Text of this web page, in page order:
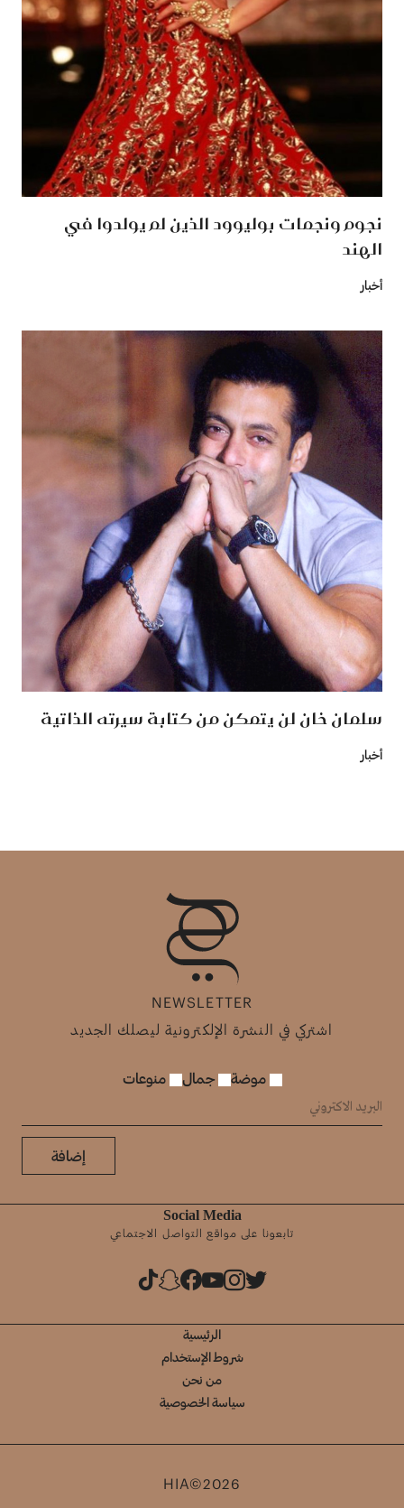
نجوم ونجمات بوليوود الذين لم يولدوا في
الهند
أخبار
سلمان خان لن يتمكن من كتابة سيرته الذاتية
أخبار
NEWSLETTER
اشتركي في النشرة الإلكترونية ليصلك الجديد
موضة جمال منوعات
إضافة
Social Media
تابعونا على مواقع التواصل الاجتماعي
الرئيسية
شروط الإستخدام
من نحن
سياسة الخصوصية
HIA©2026